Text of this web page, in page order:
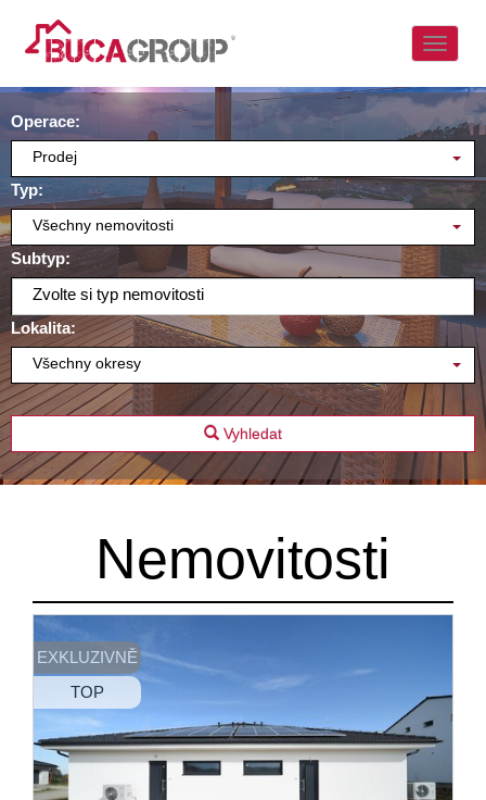
Operace:
Prodej
Typ:
Všechny nemovitosti
Subtyp:
Zvolte si typ nemovitosti
Lokalita:
Všechny okresy
Vyhledat
Nemovitosti
EXKLUZIVNĚ
TOP